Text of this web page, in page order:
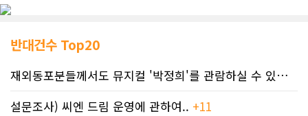
반대건수 Top20
재외동포분들께서도 뮤지컬 '박정희'를 관람하실 수 있도록 노력하겠습니..
설문조사) 씨엔 드림 운영에 관하여.. +11